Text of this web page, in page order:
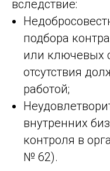
вследствие:
подбора
или ключевых
отсутствия
работой;
внутренних
контроля в
№ 62).